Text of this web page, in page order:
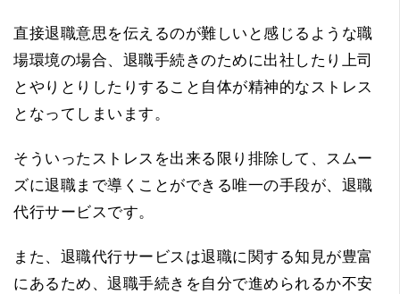
直接退職意思を伝えるのが難しいと感じるような職
場環境の場合、退職手続きのために出社したり上司
とやりとりしたりすること自体が精神的なストレス
となってしまいます。
そういったストレスを出来る限り排除して、スムー
ズに退職まで導くことができる唯一の手段が、退職
代行サービスです。
また、退職代行サービスは退職に関する知見が豊富
にあるため、退職手続きを自分で進められるか不安